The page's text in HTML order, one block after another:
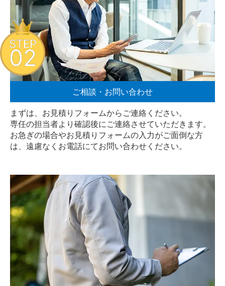
ご相談・お問い合わせ
まずは、お見積りフォームからご連絡ください。
専任の担当者より確認後にご連絡させていただきます。
お急ぎの場合やお見積りフォームの入力がご面倒な方
は、遠慮なく お電話にてお問い合わせください。
STEP
02